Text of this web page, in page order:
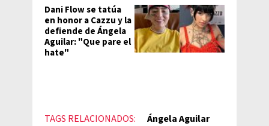
Dani Flow se tatúa
en honor a Cazzu y la
defiende de Ángela
Aguilar: "Que pare el
hate"
TAGS RELACIONADOS:
Ángela Aguilar